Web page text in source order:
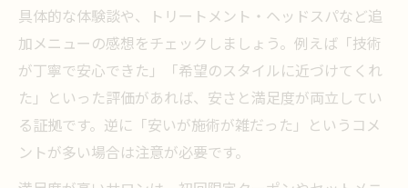
具体的な体験談や、トリートメント・ヘッドスパなど追
加メニューの感想をチェックしましょう。例えば「技術
が丁寧で安心できた」「希望のスタイルに近づけてくれ
た」といった評価があれば、安さと満足度が両立してい
る証拠です。逆に「安いが施術が雑だった」というコメ
ントが多い場合は注意が必要です。